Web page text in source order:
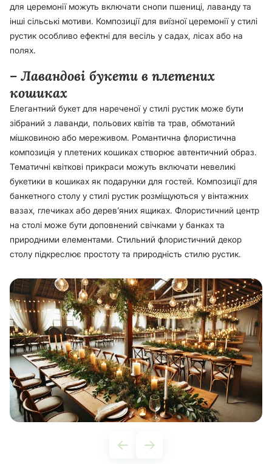
для церемонії можуть включати снопи пшениці, лаванду та
інші сільські мотиви. Композиції для виїзної церемонії у стилі
рустик особливо ефектні для весіль у садах, лісах або на
полях.
– Лавандові букети в плетених
кошиках
Елегантний букет для нареченої у стилі рустик може бути
зібраний з лаванди, польових квітів та трав, обмотаний
мішковиною або мереживом. Романтична флористична
композиція у плетених кошиках створює автентичний образ.
Тематичні квіткові прикраси можуть включати невеликі
букетики в кошиках як подарунки для гостей. Композиції для
банкетного столу у стилі рустик розміщуються у вінтажних
вазах, глечиках або дерев’яних ящиках. Флористичний центр
на столі може бути доповнений свічками у банках та
природними елементами. Стильний флористичний декор
столу підкреслює простоту та природність стилю рустик.